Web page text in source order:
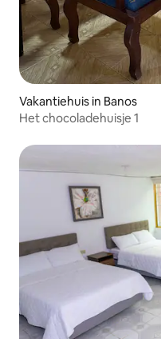
Vakantiehuis in Banos
Het chocoladehuisje 1